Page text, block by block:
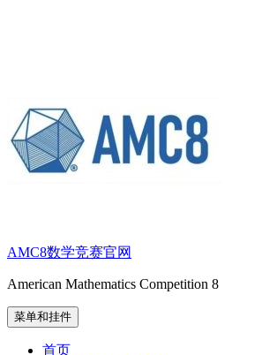
AMC8数学竞赛官网
American Mathematics Competition 8
菜单和挂件
首页